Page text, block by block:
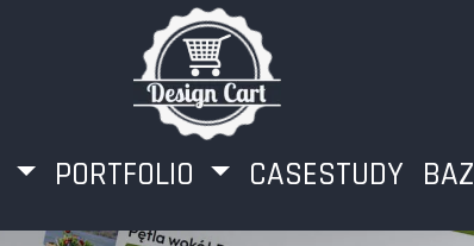
PORTFOLIO CASESTUDY